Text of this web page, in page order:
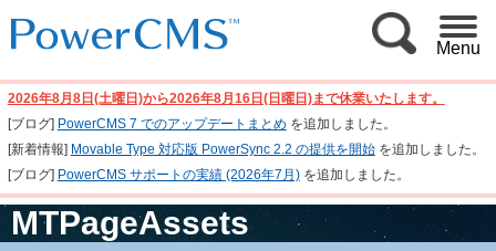
Menu
2026年8月8日(土曜日)から2026年8月16日(日曜日)まで休業いたします。
[ブログ] PowerCMS 7 でのアップデートまとめ を追加しました。
[新着情報] Movable Type 対応版 PowerSync 2.2 の提供を開始を追加しました。
[ブログ] PowerCMS サポートの実績 (2026年7月)を追加しました。
MTPageAssets